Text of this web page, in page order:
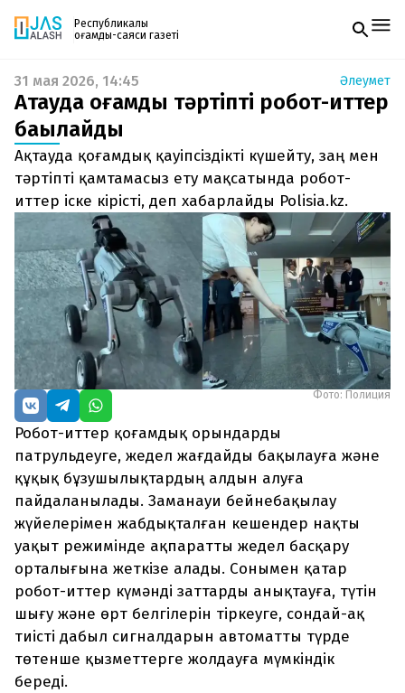
Республикалық
қоғамдық-саяси газеті
Жаңалықтар
Спорт
Live
Руханият
Аймақ
Архив
Заң және тәртіп
Редакциямен байланыс
+7 708 604 51 06
Жарнама бөлімі
+7 701 220 64 52
Пошта
zhasalash100@gmail.com
Газетке жазылу
PDF форматтағы газетті ай сайын электронды
поштаңызға алып отырыңыз. Жаңа нөмір
шыққан сәтте сізге бірден жіберіледі. Тек email
енгізіңіз, біз қалғанын өзіміз жібереміз.
31 мая 2026, 14:45 Әлеумет
Ақтауда қоғамдық тәртіпті робот-иттер
бақылайды
Ақтауда қоғамдық қауіпсіздікті күшейту, заң мен
тәртіпті қамтамасыз ету мақсатында робот-
иттер іске кірісті, деп хабарлайды Polisia.kz.
Фото: Полиция
Робот-иттер қоғамдық орындарды
патрульдеуге, жедел жағдайды бақылауға және
құқық бұзушылықтардың алдын алуға
пайдаланылады. Заманауи бейнебақылау
жүйелерімен жабдықталған кешендер нақты
уақыт режимінде ақпаратты жедел басқару
орталығына жеткізе алады. Сонымен қатар
робот-иттер күмәнді заттарды анықтауға, түтін
шығу және өрт белгілерін тіркеуге, сондай-ақ
тиісті дабыл сигналдарын автоматты түрде
төтенше қызметтерге жолдауға мүмкіндік
береді.